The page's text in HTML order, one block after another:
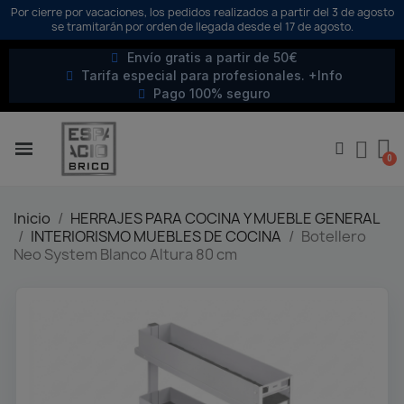
Por cierre por vacaciones, los pedidos realizados a partir del 3 de agosto
se tramitarán por orden de llegada desde el 17 de agosto.
Envío gratis a partir de 50€
Tarifa especial para profesionales. +Info
Pago 100% seguro
Inicio
HERRAJES PARA COCINA Y MUEBLE GENERAL
INTERIORISMO MUEBLES DE COCINA
Botellero
Neo System Blanco Altura 80 cm